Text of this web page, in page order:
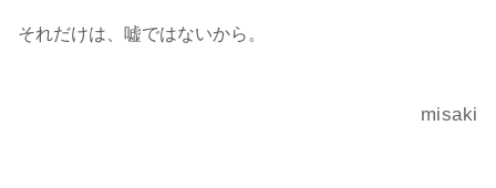
それだけは、嘘ではないから。
misaki